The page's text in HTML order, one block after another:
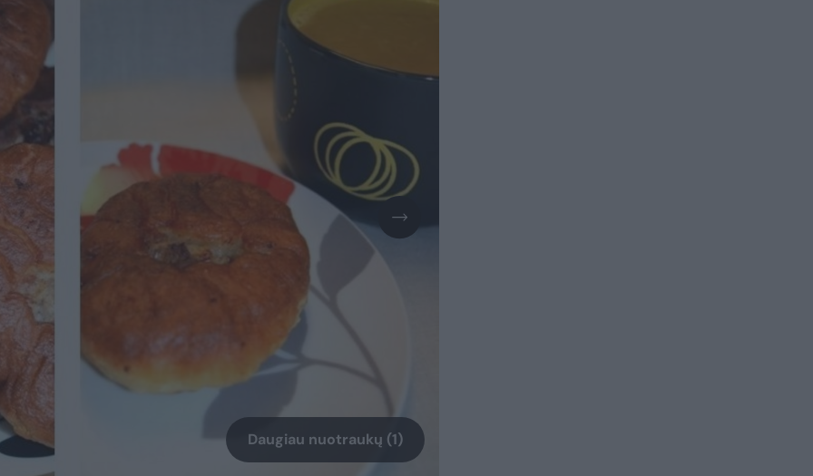
Daugiau nuotraukų (1)